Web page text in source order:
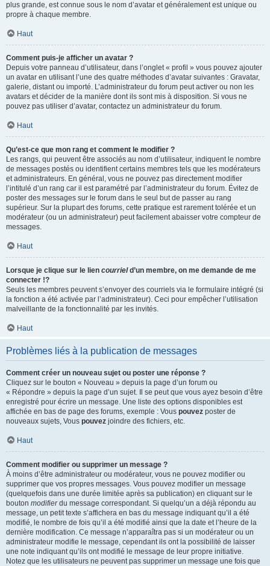
plus grande, est connue sous le nom d’avatar et généralement est unique ou
propre à chaque membre.
Haut
Comment puis-je afficher un avatar ?
Depuis votre panneau d’utilisateur, dans l’onglet « profil » vous pouvez ajouter
un avatar en utilisant l’une des quatre méthodes d’avatar suivantes : Gravatar,
galerie, distant ou importé. L’administrateur du forum peut activer ou non les
avatars et décider de la manière dont ils sont mis à disposition. Si vous ne
pouvez pas utiliser d’avatar, contactez un administrateur du forum.
Haut
Qu’est-ce que mon rang et comment le modifier ?
Les rangs, qui peuvent être associés au nom d’utilisateur, indiquent le nombre
de messages postés ou identifient certains membres tels que les modérateurs
et administrateurs. En général, vous ne pouvez pas directement modifier
l’intitulé d’un rang car il est paramétré par l’administrateur du forum. Évitez de
poster des messages sur le forum dans le seul but de passer au rang
supérieur. Sur la plupart des forums, cette pratique est rarement tolérée et un
modérateur (ou un administrateur) peut facilement abaisser votre compteur de
messages.
Haut
Lorsque je clique sur le lien courrield’un membre, on me demande de me
connecter !?
Seuls les membres peuvent s’envoyer des courriels via le formulaire intégré (si
la fonction a été activée par l’administrateur). Ceci pour empêcher l’utilisation
malveillante de la fonctionnalité par les invités.
Haut
Problèmes liés à la publication de messages
Comment créer un nouveau sujet ou poster une réponse ?
Cliquez sur le bouton « Nouveau » depuis la page d’un forum ou
« Répondre » depuis la page d’un sujet. Il se peut que vous ayez besoin d’être
enregistré pour écrire un message. Une liste des options disponibles est
affichée en bas de page des forums, exemple : Vous pouvez poster de
nouveaux sujets, Vous pouvez joindre des fichiers, etc.
Haut
Comment modifier ou supprimer un message ?
À moins d’être administrateur ou modérateur, vous ne pouvez modifier ou
supprimer que vos propres messages. Vous pouvez modifier un message
(quelquefois dans une durée limitée après sa publication) en cliquant sur le
bouton modifierdu message correspondant. Si quelqu’un a déjà répondu au
message, un petit texte s’affichera en bas du message indiquant qu’il a été
modifié, le nombre de fois qu’il a été modifié ainsi que la date et l’heure de la
dernière modification. Ce message n’apparaîtra pas si un modérateur ou un
administrateur modifie le message, cependant ils ont la possibilité de laisser
une note indiquant qu’ils ont modifié le message de leur propre initiative.
Notez que les utilisateurs ne peuvent pas supprimer un message une fois que